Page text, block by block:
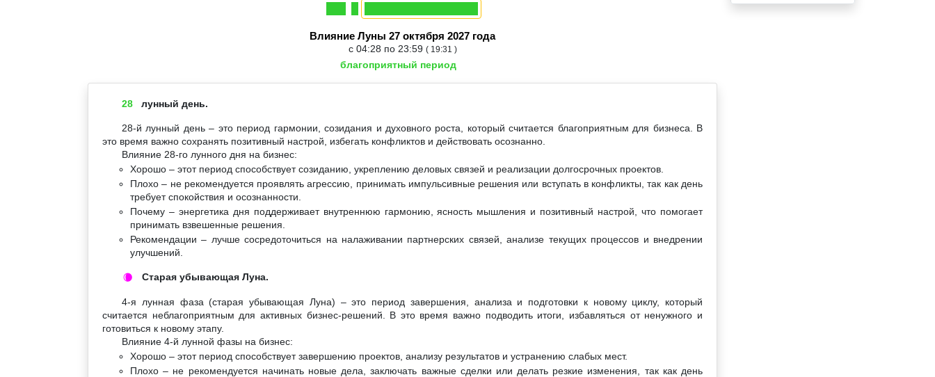
Влияние Луны 27 октября 2027 года
с 04:28 по 23:59 ( 19:31 )
благоприятный период
28 лунный день.
28-й лунный день – это период гармонии, созидания и духовного роста, который считается благоприятным для бизнеса. В
это время важно сохранять позитивный настрой, избегать конфликтов и действовать осознанно.
Влияние 28-го лунного дня на бизнес:
Хорошо – этот период способствует созиданию, укреплению деловых связей и реализации долгосрочных проектов.
Плохо – не рекомендуется проявлять агрессию, принимать импульсивные решения или вступать в конфликты, так как день
требует спокойствия и осознанности.
Почему – энергетика дня поддерживает внутреннюю гармонию, ясность мышления и позитивный настрой, что помогает
принимать взвешенные решения.
Рекомендации – лучше сосредоточиться на налаживании партнерских связей, анализе текущих процессов и внедрении
улучшений.
🌘 Старая убывающая Луна.
4-я лунная фаза (старая убывающая Луна) – это период завершения, анализа и подготовки к новому циклу, который
считается неблагоприятным для активных бизнес-решений. В это время важно подводить итоги, избавляться от ненужного и
готовиться к новому этапу.
Влияние 4-й лунной фазы на бизнес:
Хорошо – этот период способствует завершению проектов, анализу результатов и устранению слабых мест.
Плохо – не рекомендуется начинать новые дела, заключать важные сделки или делать резкие изменения, так как день